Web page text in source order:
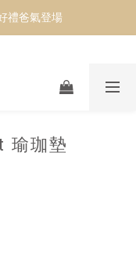
禮爸氣登場
禮爸氣登場
新品預購88折！✨
第二站-台南
瑜珈墊